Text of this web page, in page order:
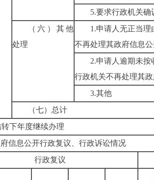
5.要求行政机关确
（六）其他
处理
1.申请人无正当理
不再处理其政府信息公
2.申请人逾期未按
行政机关不再处理其
3.其他
（七）总计
转下年度继续办理
信息公开行政复议、行政诉讼情况
行政复议